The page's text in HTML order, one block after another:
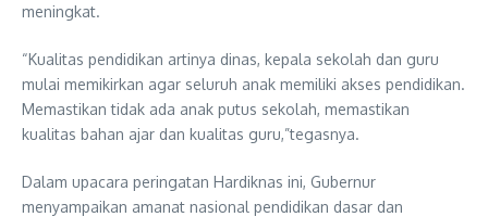
meningkat.
“Kualitas pendidikan artinya dinas, kepala sekolah dan guru
mulai memikirkan agar seluruh anak memiliki akses pendidikan.
Memastikan tidak ada anak putus sekolah, memastikan
kualitas bahan ajar dan kualitas guru,”tegasnya.
Dalam upacara peringatan Hardiknas ini, Gubernur
menyampaikan amanat nasional pendidikan dasar dan